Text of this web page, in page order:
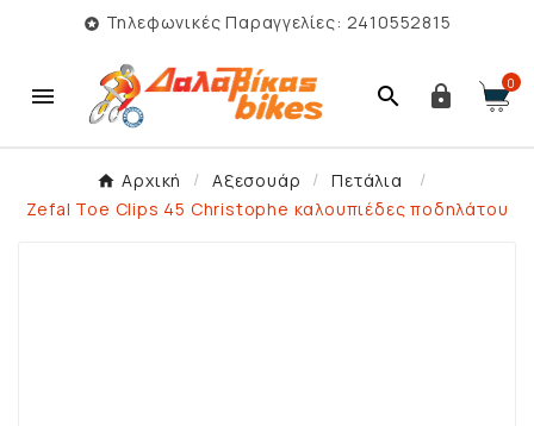
 Τηλεφωνικές Παραγγελίες: 2410552815
   0
Αρχική Αξεσουάρ
Πετάλια
Zefal Toe Clips 45 Christophe καλουπιέδες ποδηλάτου